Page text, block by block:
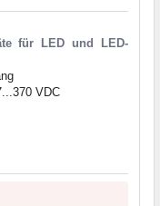
für LED und LED-
VDC